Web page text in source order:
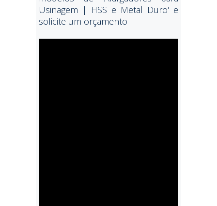
Usinagem | HSS e Metal Duro' e
solicite um orçamento